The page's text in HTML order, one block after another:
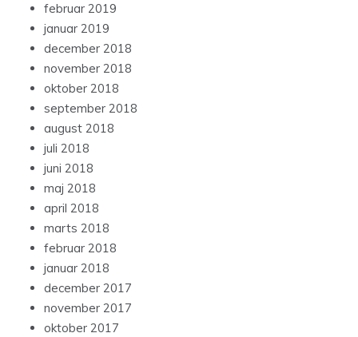
februar 2019
januar 2019
december 2018
november 2018
oktober 2018
september 2018
august 2018
juli 2018
juni 2018
maj 2018
april 2018
marts 2018
februar 2018
januar 2018
december 2017
november 2017
oktober 2017